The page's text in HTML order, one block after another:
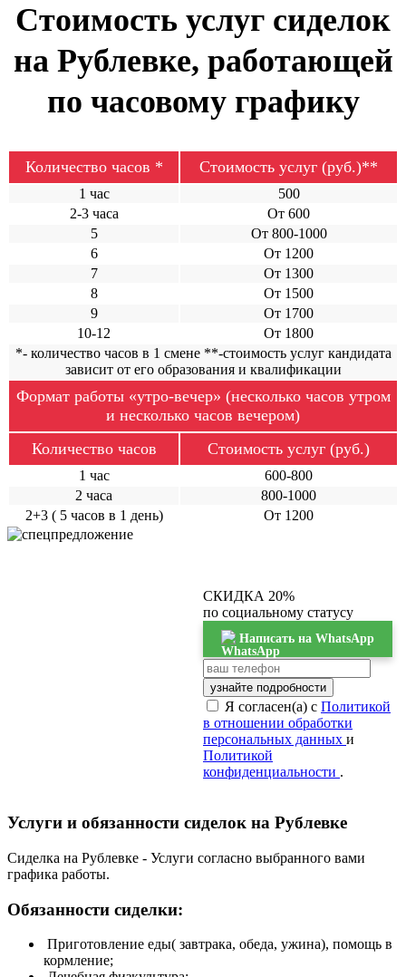
Стоимость услуг сиделок
на Рублевке, работающей
по часовому графику
Количество часов * Стоимость услуг (руб.)**
1 час
500
2-3 часа
От 600
5
От 800-1000
6
От 1200
7
От 1300
8
От 1500
9
От 1700
10-12
От 1800
*- количество часов в 1 смене **-стоимость услуг кандидата
зависит от его образования и квалификации
Формат работы «утро-вечер» (несколько часов утром
и несколько часов вечером)
Количество часов
Стоимость услуг (руб.)
1 час
600-800
2 часа
800-1000
2+3 ( 5 часов в 1 день)
От 1200
СКИДКА 20%
по социальному статусу
Написать на WhatsApp
узнайте подробности
Я согласен(а) с Политикой
в отношении обработки
персональных данных и
Политикой
конфиденциальности .
Услуги и обязанности сиделок на Рублевке
Сиделка на Рублевке - Услуги согласно выбранного вами
графика работы.
Обязанности сиделки:
Приготовление еды( завтрака, обеда, ужина), помощь в
кормление;